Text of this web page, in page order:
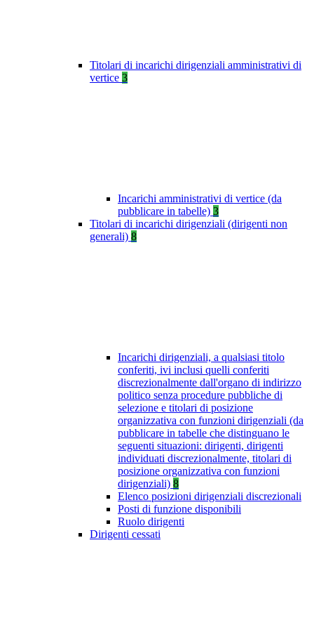
Titolari di incarichi dirigenziali amministrativi di
vertice 3
Incarichi amministrativi di vertice (da
pubblicare in tabelle) 3
Titolari di incarichi dirigenziali (dirigenti non
generali) 8
Incarichi dirigenziali, a qualsiasi titolo
conferiti, ivi inclusi quelli conferiti
discrezionalmente dall'organo di indirizzo
politico senza procedure pubbliche di
selezione e titolari di posizione
organizzativa con funzioni dirigenziali (da
pubblicare in tabelle che distinguano le
seguenti situazioni: dirigenti, dirigenti
individuati discrezionalmente, titolari di
posizione organizzativa con funzioni
dirigenziali) 8
Elenco posizioni dirigenziali discrezionali
Posti di funzione disponibili
Ruolo dirigenti
Dirigenti cessati